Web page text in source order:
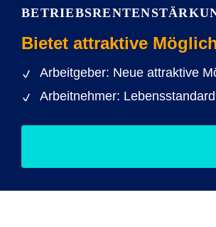
Bietet attraktive
Arbeitgeber: Neue attraktive
Arbeitnehmer: